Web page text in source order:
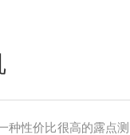
种性价比很高的露点